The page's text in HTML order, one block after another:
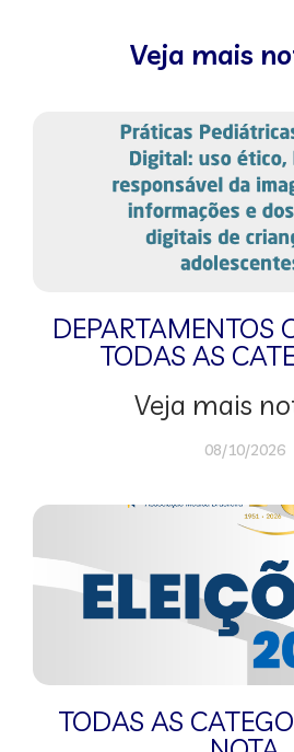
Veja mais
DEPARTAMENTOS
TODAS AS
Veja mais
08/10/2026
TODAS AS